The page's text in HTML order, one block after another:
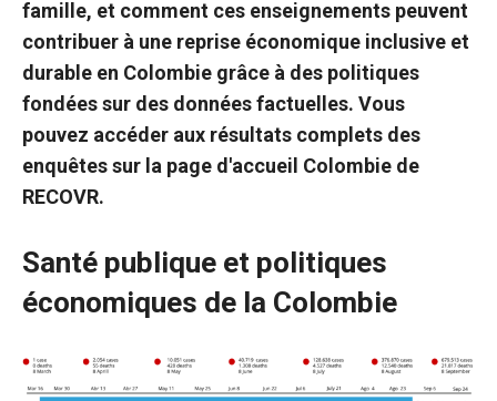
famille, et comment ces enseignements peuvent
contribuer à une reprise économique inclusive et
durable en Colombie grâce à des politiques
fondées sur des données factuelles. Vous
pouvez accéder aux résultats complets des
enquêtes sur la page d'accueil Colombie de
RECOVR.
Santé publique et politiques
économiques de la Colombie